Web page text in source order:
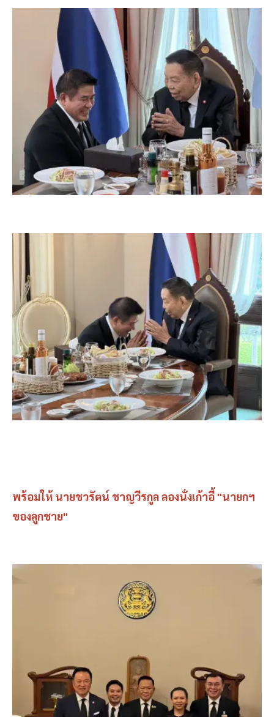
พร้อมให้ นายชวรัตน์ ชาญวีรกูล ลองนั่งเก้าอี้ "นายกฯ
ของลูกชาย"